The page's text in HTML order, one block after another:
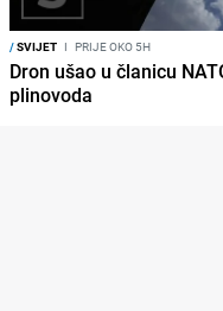
/SVIJET I PRIJE OKO 5H
Dron ušao u članicu
plinovoda